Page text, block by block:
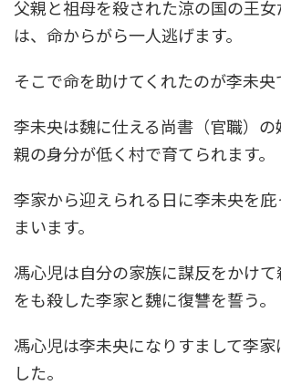
父親と祖母を殺された涼の国の王
は、命からがら一人逃げます。
そこで命を助けてくれたのが李未央
李未央は魏に仕える尚書（官職）
親の身分が低く村で育てられます。
李家から迎えられる日に李未央を庇
まいます。
馮心児は自分の家族に謀反をかけ
をも殺した李家と魏に復讐を誓う。
馮心児は李未央になりすまして李
した。